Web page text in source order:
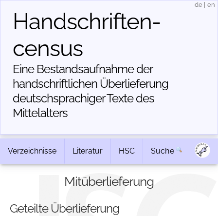
Handschriften­
census
Eine Bestandsaufnahme der
handschriftlichen Über­lieferung
deutschsprachiger Texte des
Mittelalters
de en
Verzeichnisse Literatur HSC Suche
Mitüberlieferung
Geteilte Überlieferung